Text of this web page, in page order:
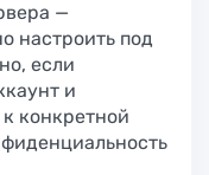
—
настроить под
если
и
конкретной